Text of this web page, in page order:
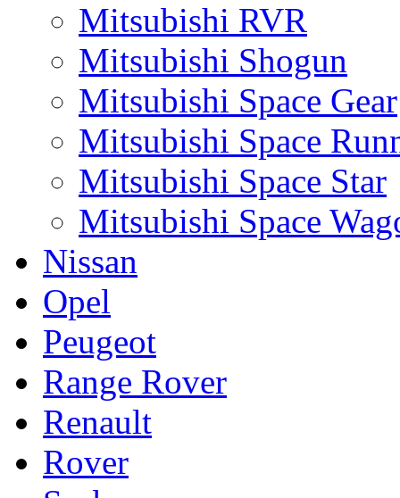
Mitsubishi RVR
Mitsubishi Shogun
Mitsubishi Space Gear
Mitsubishi Space
Mitsubishi Space Star
Mitsubishi Space
Nissan
Opel
Peugeot
Range Rover
Renault
Rover